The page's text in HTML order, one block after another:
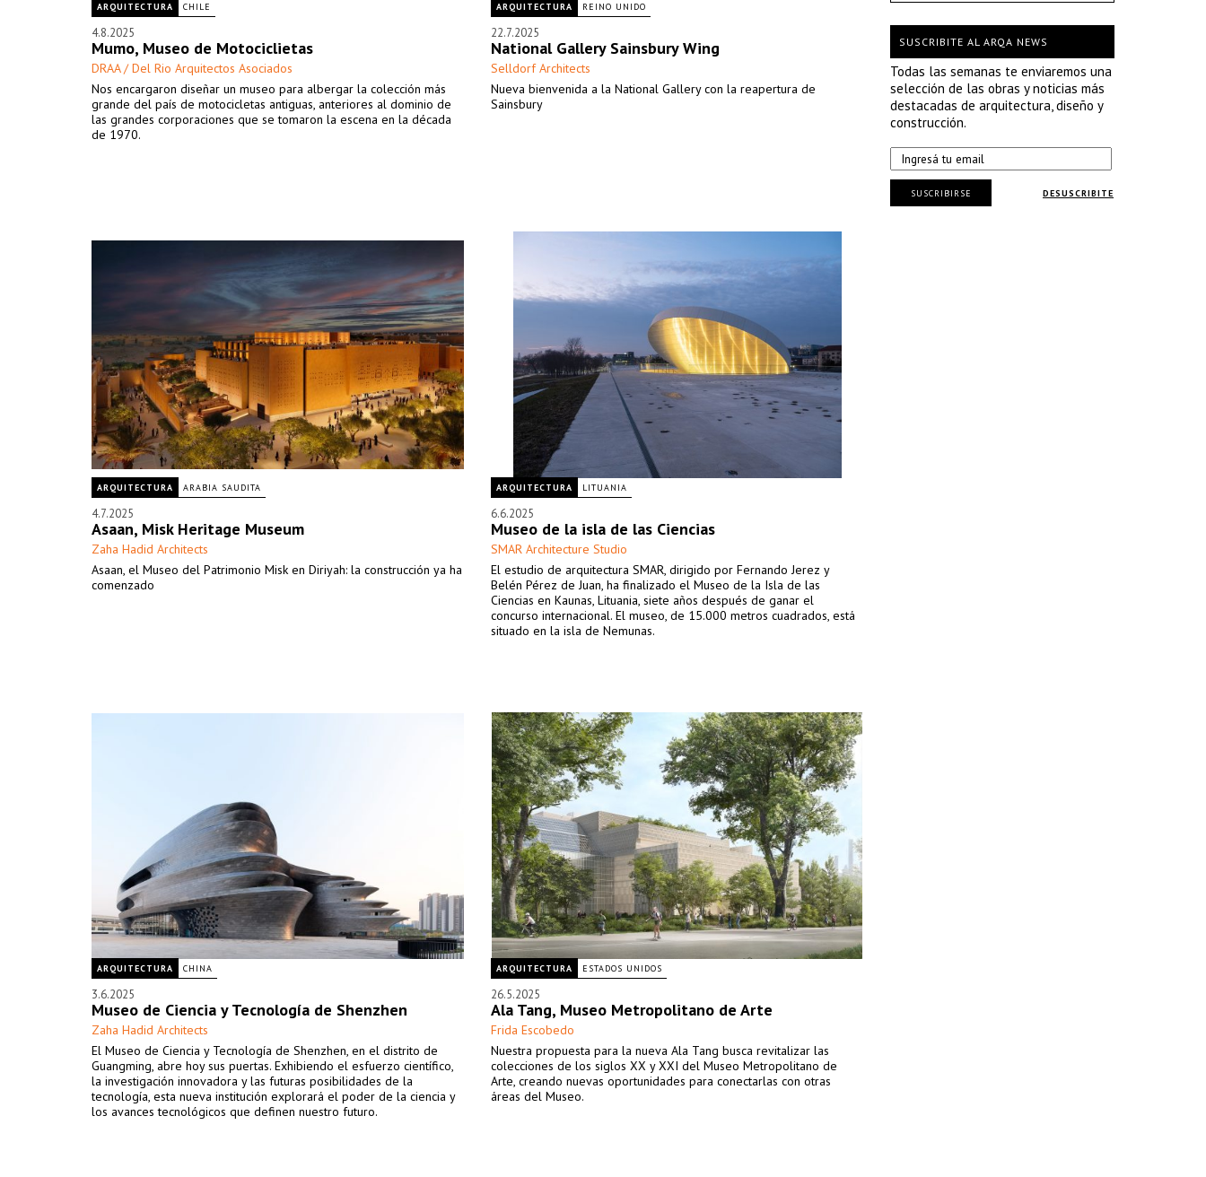
ARQUITECTURA CHILE
4.8.2025
Mumo, Museo de Motociclietas
DRAA / Del Rio Arquitectos Asociados
Nos encargaron diseñar un museo para albergar la colección más
grande del país de motocicletas antiguas, anteriores al dominio de
las grandes corporaciones que se tomaron la escena en la década
de 1970.
ARQUITECTURA REINO UNIDO
22.7.2025
National Gallery Sainsbury Wing
Selldorf Architects
Nueva bienvenida a la National Gallery con la reapertura de
Sainsbury
ARQUITECTURA ARABIA SAUDITA
4.7.2025
Asaan, Misk Heritage Museum
Zaha Hadid Architects
Asaan, el Museo del Patrimonio Misk en Diriyah: la construcción ya ha
comenzado
ARQUITECTURA LITUANIA
6.6.2025
Museo de la isla de las Ciencias
SMAR Architecture Studio
El estudio de arquitectura SMAR, dirigido por Fernando Jerez y
Belén Pérez de Juan, ha finalizado el Museo de la Isla de las
Ciencias en Kaunas, Lituania, siete años después de ganar el
concurso internacional. El museo, de 15.000 metros cuadrados, está
situado en la isla de Nemunas.
ARQUITECTURA CHINA
3.6.2025
Museo de Ciencia y Tecnología de Shenzhen
Zaha Hadid Architects
El Museo de Ciencia y Tecnología de Shenzhen, en el distrito de
Guangming, abre hoy sus puertas. Exhibiendo el esfuerzo científico,
la investigación innovadora y las futuras posibilidades de la
tecnología, esta nueva institución explorará el poder de la ciencia y
los avances tecnológicos que definen nuestro futuro.
ARQUITECTURA ESTADOS UNIDOS
26.5.2025
Ala Tang, Museo Metropolitano de Arte
Frida Escobedo
Nuestra propuesta para la nueva Ala Tang busca revitalizar las
colecciones de los siglos XX y XXI del Museo Metropolitano de
Arte, creando nuevas oportunidades para conectarlas con otras
áreas del Museo.
SUSCRIBITE AL ARQA NEWS
Todas las semanas te enviaremos una
selección de las obras y noticias más
destacadas de arquitectura, diseño y
construcción.
DESUSCRIBITE
SUSCRIBIRSE